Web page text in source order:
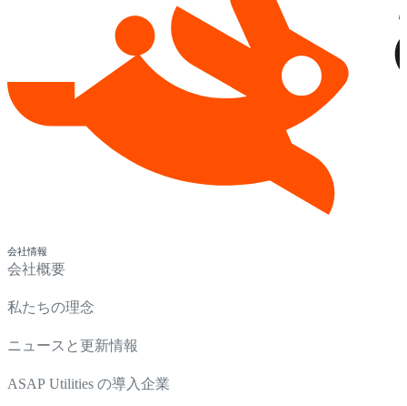
会社情報
会社概要
私たちの理念
ニュースと更新情報
ASAP Utilities の導入企業